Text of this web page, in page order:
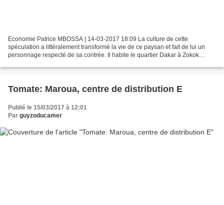
Economie Patrice MBOSSA | 14-03-2017 18:09 La culture de cette
spéculation a littéralement transformé la vie de ce paysan et fait de lui un
personnage respecté de sa contrée. Il habite le quartier Dakar à Zokok
Tomate: Maroua, centre de distribution E
Publié le 15/03/2017 à 12:01
Par guyzoducamer